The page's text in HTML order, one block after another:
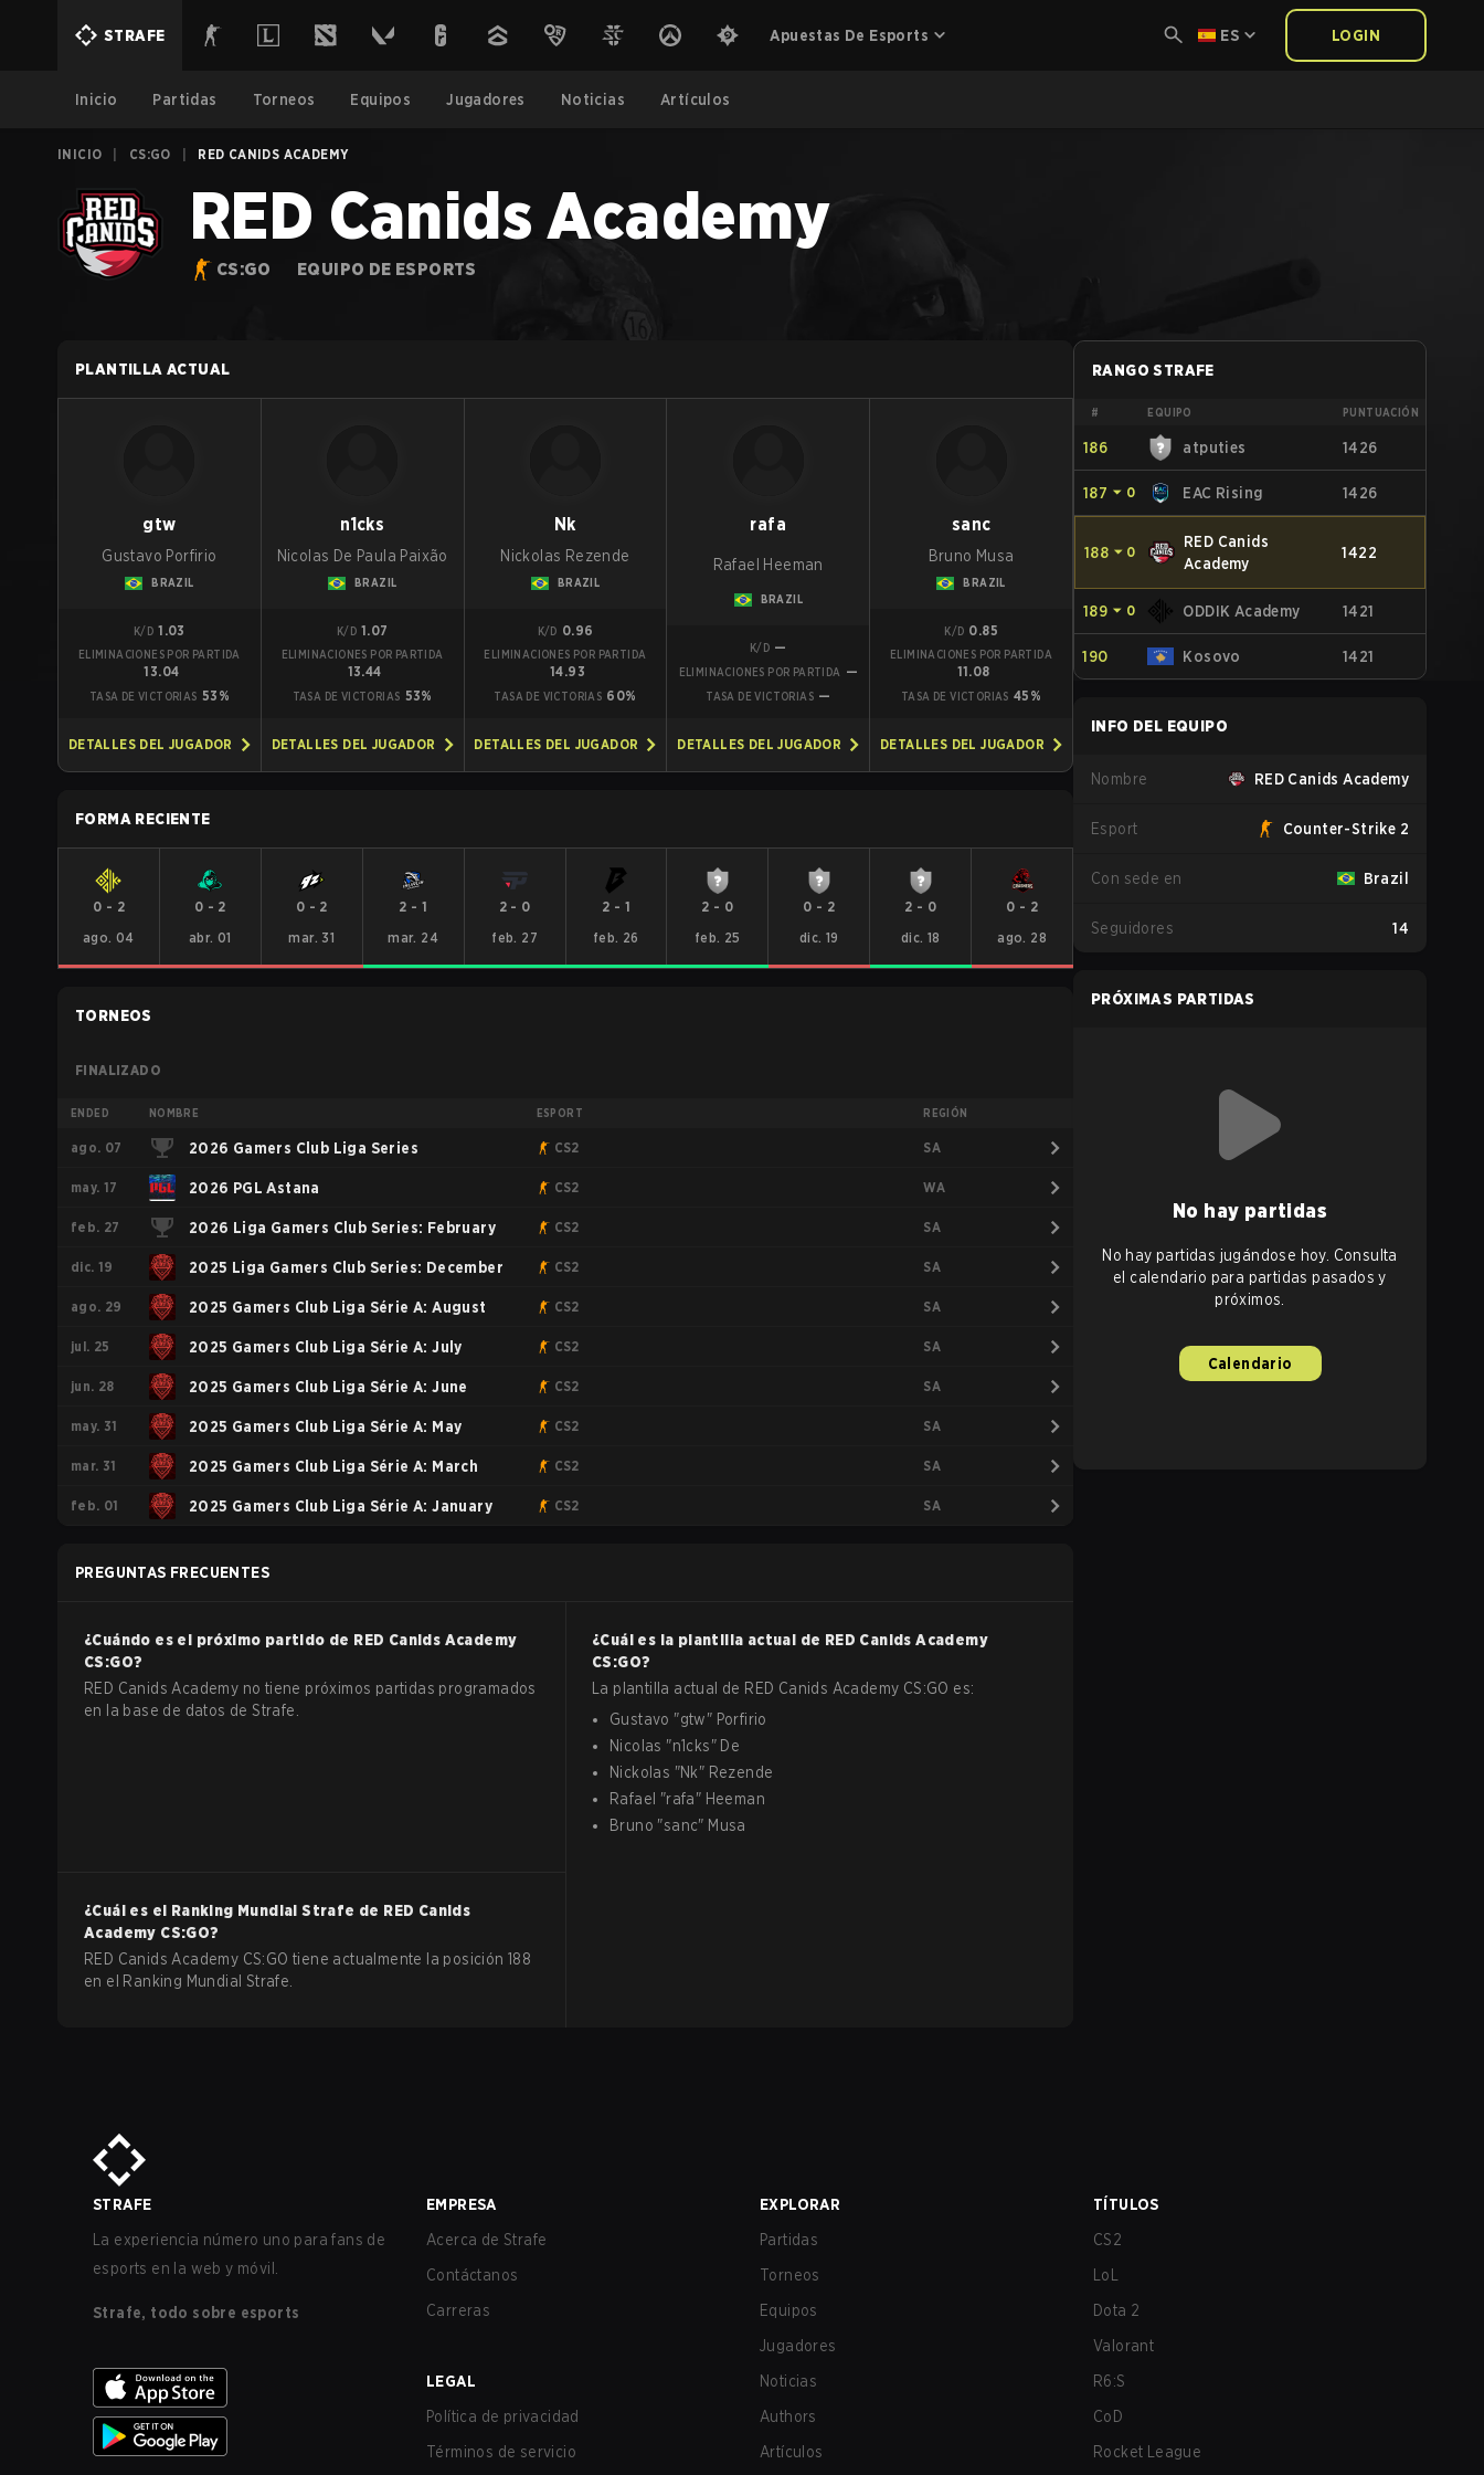
STRAFE Apuestas De Esports ES LOGIN
Inicio Partidas Torneos Equipos Jugadores Noticias Artículos
INICIO CS:GO RED CANIDS ACADEMY
RED Canids Academy
CS:GO EQUIPO DE ESPORTS
PLANTILLA ACTUAL
gtw
Gustavo Porfirio
BRAZIL
K/D 1.03
ELIMINACIONES POR PARTIDA
13.04
TASA DE VICTORIAS 53%
DETALLES DEL JUGADOR
n1cks
Nicolas De Paula Paixão
BRAZIL
K/D 1.07
ELIMINACIONES POR PARTIDA
13.44
TASA DE VICTORIAS 53%
DETALLES DEL JUGADOR
Nk
Nickolas Rezende
BRAZIL
K/D 0.96
ELIMINACIONES POR PARTIDA
14.93
TASA DE VICTORIAS 60%
DETALLES DEL JUGADOR
rafa
Rafael Heeman
BRAZIL
K/D —
ELIMINACIONES POR PARTIDA —
TASA DE VICTORIAS —
DETALLES DEL JUGADOR
sanc
Bruno Musa
BRAZIL
K/D 0.85
ELIMINACIONES POR PARTIDA
11.08
TASA DE VICTORIAS 45%
DETALLES DEL JUGADOR
FORMA RECIENTE
0 - 2
ago. 04
0 - 2
abr. 01
0 - 2
mar. 31
2 - 1
mar. 24
2- 0
feb. 27
2 - 1
feb. 26
2 - 0
feb. 25
0 - 2
dic. 19
2 - 0
dic. 18
0 - 2
ago. 28
TORNEOS
FINALIZADO
ENDED NOMBRE ESPORT REGIÓN
ago. 07 2026 Gamers Club Liga Series CS2 SA
may. 17 2026 PGL Astana CS2 WA
feb. 27 2026 Liga Gamers Club Series: February CS2 SA
dic. 19 2025 Liga Gamers Club Series: December CS2 SA
ago. 29 2025 Gamers Club Liga Série A: August CS2 SA
jul. 25 2025 Gamers Club Liga Série A: July CS2 SA
jun. 28 2025 Gamers Club Liga Série A: June CS2 SA
may. 31 2025 Gamers Club Liga Série A: May CS2 SA
mar. 31 2025 Gamers Club Liga Série A: March CS2 SA
feb. 01 2025 Gamers Club Liga Série A: January CS2 SA
PREGUNTAS FRECUENTES
¿Cuándo es el próximo partido de RED Canids Academy
CS:GO?
RED Canids Academy no tiene próximos partidas programados
en la base de datos de Strafe.
¿Cuál es la plantilla actual de RED Canids Academy
CS:GO?
La plantilla actual de RED Canids Academy CS:GO es:
Gustavo "gtw" Porfirio
Nicolas "n1cks" De
Nickolas "Nk" Rezende
Rafael "rafa" Heeman
Bruno "sanc" Musa
¿Cuál es el Ranking Mundial Strafe de RED Canids
Academy CS:GO?
RED Canids Academy CS:GO tiene actualmente la posición 188
en el Ranking Mundial Strafe.
RANGO STRAFE
# EQUIPO PUNTUACIÓN
186 atputies 1426
187 ⏷ 0 EAC Rising 1426
188 ⏷ 0
RED Canids
Academy
1422
189 ⏷ 0 ODDIK Academy 1421
190 Kosovo 1421
INFO DEL EQUIPO
Nombre RED Canids Academy
Esport Counter-Strike 2
Con sede en Brazil
Seguidores 14
PRÓXIMAS PARTIDAS
No hay partidas
No hay partidas jugándose hoy. Consulta
el calendario para partidas pasados y
próximos.
Calendario
STRAFE
La experiencia número uno para fans de
esports en la web y móvil.
Strafe, todo sobre esports
EMPRESA
Acerca de Strafe
Contáctanos
Carreras
LEGAL
Política de privacidad
Términos de servicio
EXPLORAR
Partidas
Torneos
Equipos
Jugadores
Noticias
Authors
Artículos
TÍTULOS
CS2
LoL
Dota 2
Valorant
R6:S
CoD
Rocket League